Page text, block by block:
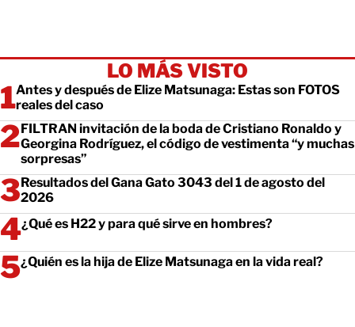
LO MÁS VISTO
Antes y después de Elize Matsunaga: Estas son FOTOS
reales del caso
FILTRAN invitación de la boda de Cristiano Ronaldo y
Georgina Rodríguez, el código de vestimenta “y muchas
sorpresas”
Resultados del Gana Gato 3043 del 1 de agosto del
2026
¿Qué es H22 y para qué sirve en hombres?
¿Quién es la hija de Elize Matsunaga en la vida real?